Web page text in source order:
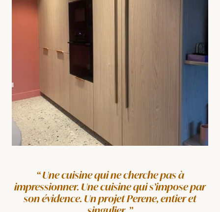
Une cuisine qui ne cherche pas à
impressionner. Une cuisine qui s’impose par
son évidence. Un projet Perene, entier et